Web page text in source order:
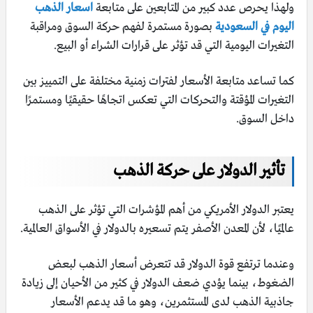
ولهذا يحرص عدد كبير من المتابعين على متابعةاسعار الذهب
اليوم في السعودية بصورة مستمرة لفهم حركة السوق ومراقبة
التغيرات اليومية التي قد تؤثر على قرارات الشراء أو البيع.
كما تساعد متابعة الأسعار لفترات زمنية مختلفة على التمييز بين
التغيرات المؤقتة والتحركات التي تعكس اتجاهًا حقيقيًا ومستمرًا
داخل السوق.
تأثير الدولار على حركة الذهب
يعتبر الدولار الأمريكي من أهم المؤشرات التي تؤثر على الذهب
عالميًا، لأن المعدن الأصفر يتم تسعيره بالدولار في الأسواق العالمية.
وعندما ترتفع قوة الدولار قد تتعرض أسعار الذهب لبعض
الضغوط، بينما يؤدي ضعف الدولار في كثير من الأحيان إلى زيادة
جاذبية الذهب لدى المستثمرين، وهو ما قد يدعم الأسعار